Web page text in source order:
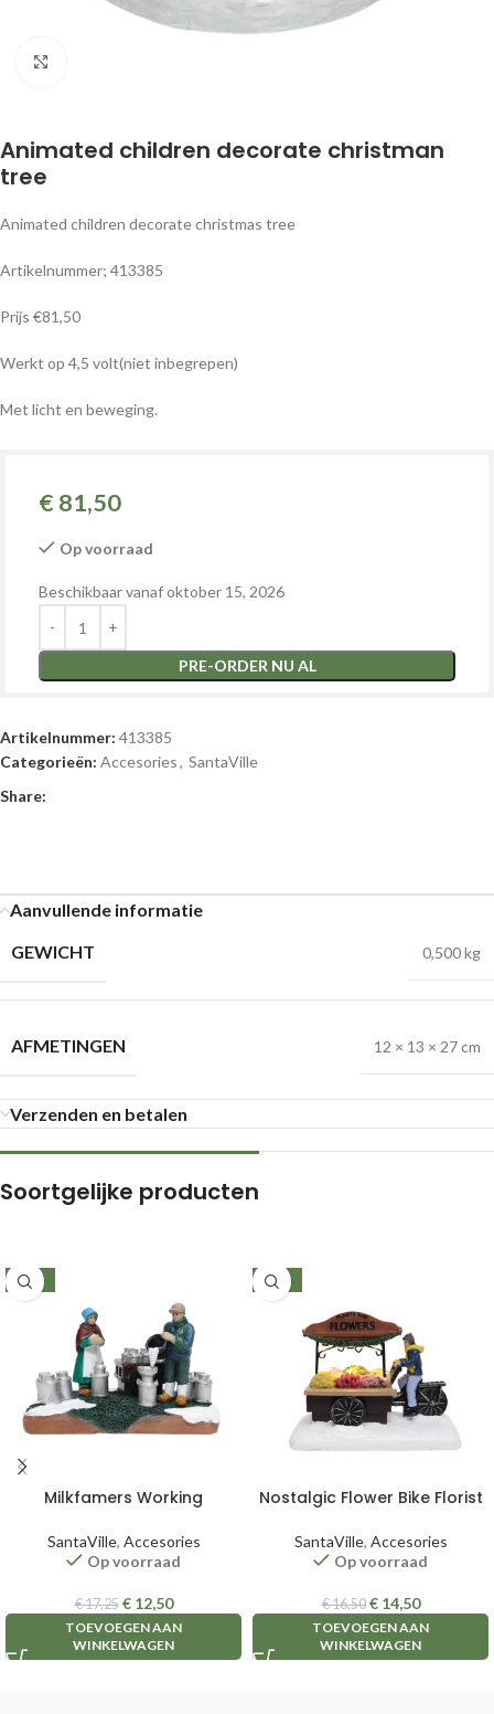
Animated children decorate christman
tree
Animated children decorate christmas tree
Artikelnummer; 413385
Prijs €81,50
Werkt op 4,5 volt(niet inbegrepen)
Met licht en beweging.
€ 81,50
Op voorraad
Beschikbaar vanaf oktober 15, 2026
PRE-ORDER NU AL
Artikelnummer: 413385
Categorieën: Accesories, SantaVille
Share:
Aanvullende informatie
GEWICHT
0,500 kg
AFMETINGEN 12 × 13 × 27 cm
Verzenden en betalen
Soortgelijke producten
-28%
Milkfamers Working
SantaVille, Accesories
Op voorraad
€17,25 €12,50
TOEVOEGEN AAN
WINKELWAGEN
-12%
Nostalgic Flower Bike Florist
SantaVille, Accesories
Op voorraad
€16,50 €14,50
TOEVOEGEN AAN
WINKELWAGEN